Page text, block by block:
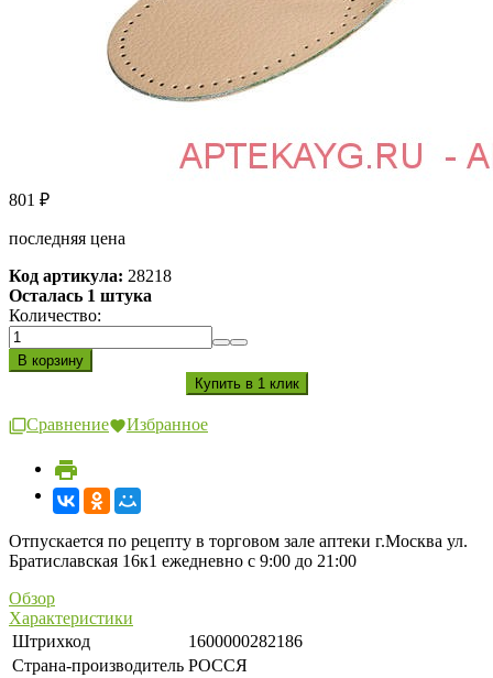
801 ₽
последняя цена
Код артикула: 28218
Осталась 1 штука
Количество:
Сравнение Избранное
Отпускается по рецепту в торговом зале аптеки г.Москва ул.
Братиславская 16к1 ежедневно с 9:00 до 21:00
Обзор
Характеристики
Штрихкод
1600000282186
Страна-производитель РОССЯ